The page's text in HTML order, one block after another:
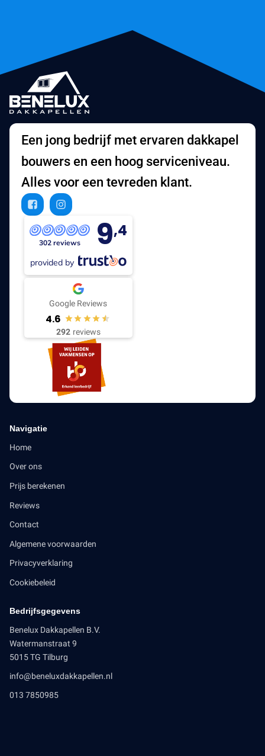
Een jong bedrijf met ervaren dakkapel
bouwers en een hoog serviceniveau.
Alles voor een tevreden klant.
302 reviews 9,4
provided by
Google Reviews
4.6
292 reviews
Navigatie
Home
Over ons
Prijs berekenen
Reviews
Contact
Algemene voorwaarden
Privacyverklaring
Cookiebeleid
Bedrijfsgegevens
Benelux Dakkapellen B.V.
Watermanstraat 9
5015 TG Tilburg
info@beneluxdakkapellen.nl
013 7850985